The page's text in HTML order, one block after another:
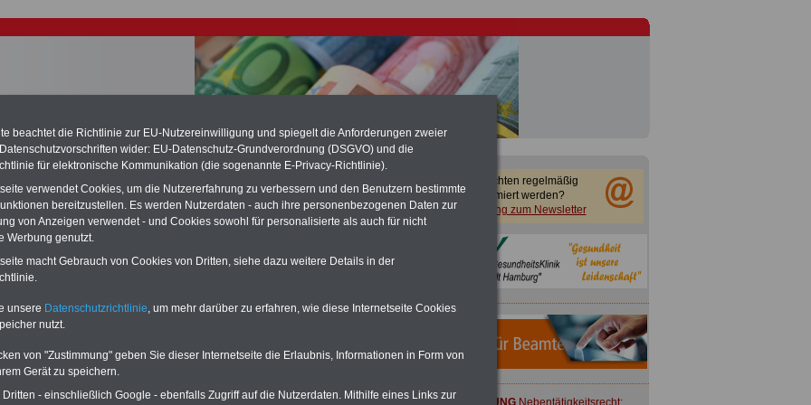
Reha - Recherchieren Sie mit dem "führenden" Klinikverzeichnis
nach der geeigneten Klinik für Ihre nächsten Reha. Sie können auch
von A bis Zsuchen. Beamtinnen und Beamte finden zudem
Angebote nach Gesundheitswochen..
zur Anpassung der Bundesbesoldung und -versorgung
(BBVAnpÄndG 2023/2024) - Entwurf - Übersicht
nline S ervic e für 10 Euro
wichtigsten Fragen zum Öffentlichen
Sie möchten regelmäßig
informiert werden?
Anmeldung zum Newsletter
ACHTUNG Nebentätigkeitsrecht:
beachtet die Richtlinie zur EU-Nutzereinwilligung und spiegelt die Anforderungen zweier
wider: EU-Datenschutz-Grundverordnung (DSGVO) und die
für elektronische Kommunikation (die sogenannte E-Privacy-Richtlinie).
verwendet Cookies, um die Nutzererfahrung zu verbessern und den Benutzern bestimmte
bereitzustellen. Es werden Nutzerdaten - auch ihre personenbezogenen Daten zur
von Anzeigen verwendet - und Cookies sowohl für personalisierte als auch für nicht
Werbung genutzt.
macht Gebrauch von Cookies von Dritten, siehe dazu weitere Details in der
unsere Datenschutzrichtlinie , um mehr darüber zu erfahren, wie diese Internetseite Cookies
nutzt.
von "Zustimmung" geben Sie dieser Internetseite die Erlaubnis, Informationen in Form von
Gerät zu speichern.
- einschließlich Google - ebenfalls Zugriff auf die Nutzerdaten. Mithilfe eines Links zur